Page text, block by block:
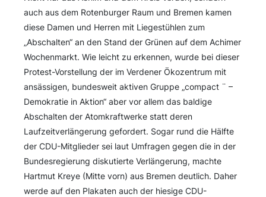
auch aus dem Rotenburger Raum und Bremen kamen
diese Damen und Herren mit Liegestühlen zum
„Abschalten“ an den Stand der Grünen auf dem Achimer
Wochenmarkt. Wie leicht zu erkennen, wurde bei dieser
Protest-Vorstellung der im Verdener Ökozentrum mit
ansässigen, bundesweit aktiven Gruppe „compact ¨ –
Demokratie in Aktion“ aber vor allem das baldige
Abschalten der Atomkraftwerke statt deren
Laufzeitverlängerung gefordert. Sogar rund die Hälfte
der CDU-Mitglieder sei laut Umfragen gegen die in der
Bundesregierung diskutierte Verlängerung, machte
Hartmut Kreye (Mitte vorn) aus Bremen deutlich. Daher
werde auf den Plakaten auch der hiesige CDU-